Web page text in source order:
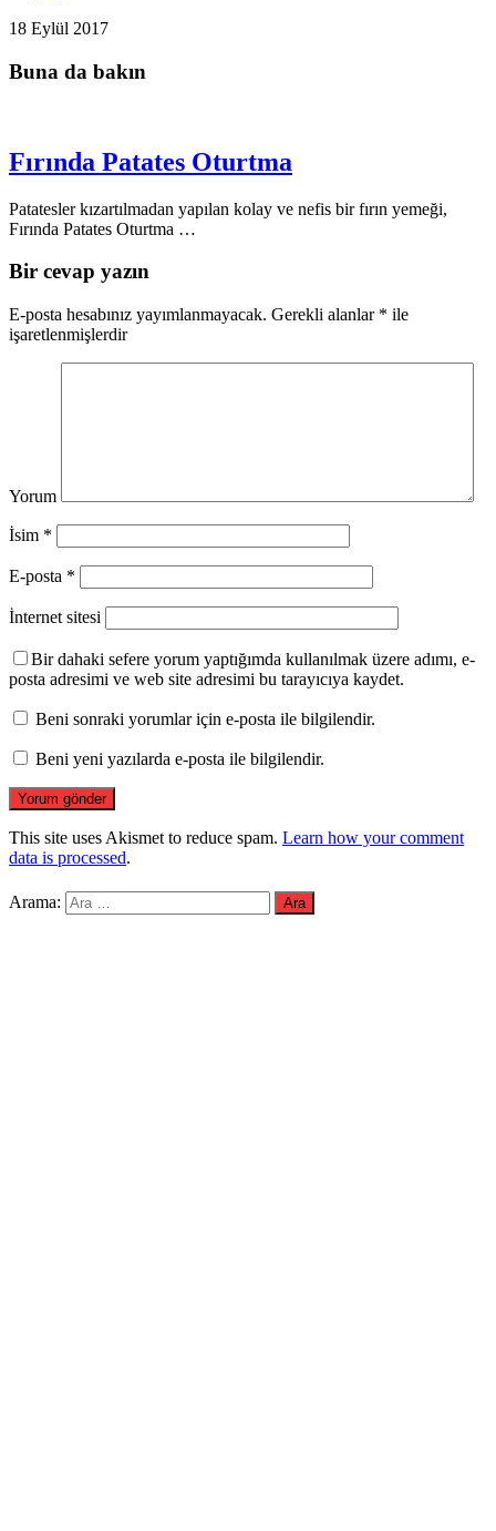
18 Eylül 2017
Buna da bakın
Fırında Patates Oturtma
Patatesler kızartılmadan yapılan kolay ve nefis bir fırın yemeği,
Fırında Patates Oturtma …
Bir cevap yazın
E-posta hesabınız yayımlanmayacak. Gerekli alanlar * ile
işaretlenmişlerdir
Yorum
İsim *
E-posta *
İnternet sitesi
Bir dahaki sefere yorum yaptığımda kullanılmak üzere adımı, e-
posta adresimi ve web site adresimi bu tarayıcıya kaydet.
Beni sonraki yorumlar için e-posta ile bilgilendir.
Beni yeni yazılarda e-posta ile bilgilendir.
This site uses Akismet to reduce spam. Learn how your comment
data is processed.
Arama: